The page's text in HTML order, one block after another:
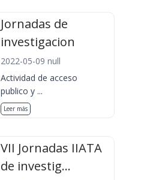
Jornadas de
investigacion
2022-05-09 null
Actividad de acceso
publico y ...
Leer más
VII Jornadas IIATA
de investig...